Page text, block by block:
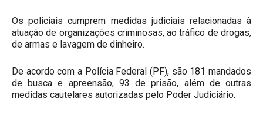
Os policiais cumprem medidas judiciais relacionadas à
atuação de organizações criminosas, ao tráfico de drogas,
de armas e lavagem de dinheiro.
De acordo com a Polícia Federal (PF), são 181 mandados
de busca e apreensão, 93 de prisão, além de outras
medidas cautelares autorizadas pelo Poder Judiciário.